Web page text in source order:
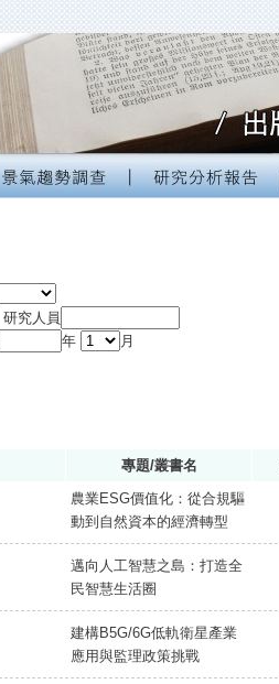
研究人員
年
月
專題/叢書名
農業ESG價值化：從合規驅
動到自然資本的經濟轉型
邁向人工智慧之島：打造全
民智慧生活圈
建構B5G/6G低軌衛星產業
應用與監理政策挑戰